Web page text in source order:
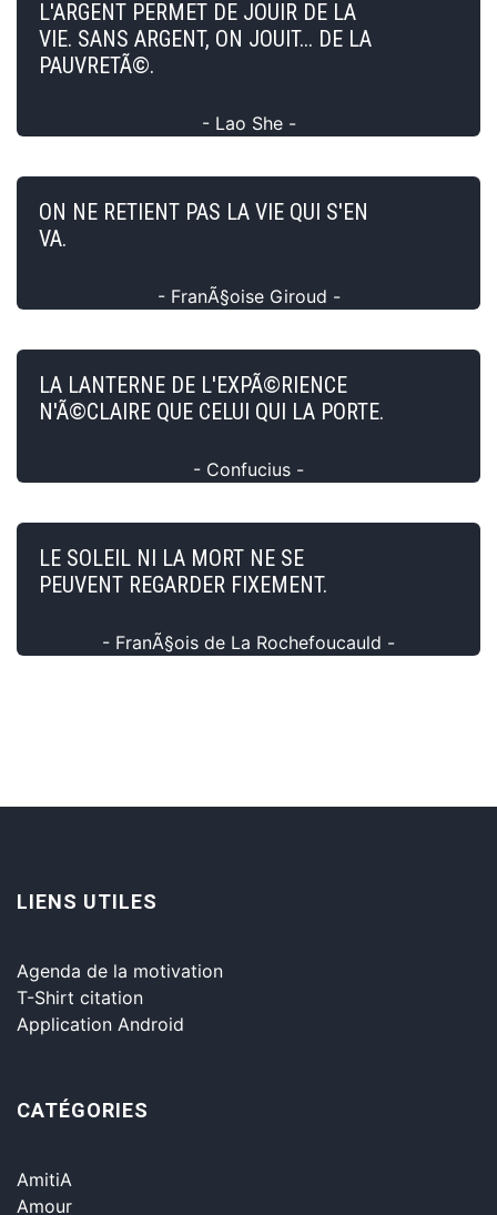
L'ARGENT PERMET DE JOUIR DE LA
VIE. SANS ARGENT, ON JOUIT... DE LA
PAUVRETÃ©.
- Lao She -
ON NE RETIENT PAS LA VIE QUI S'EN
VA.
- FranÃ§oise Giroud -
LA LANTERNE DE L'EXPÃ©RIENCE
N'Ã©CLAIRE QUE CELUI QUI LA PORTE.
- Confucius -
LE SOLEIL NI LA MORT NE SE
PEUVENT REGARDER FIXEMENT.
- FranÃ§ois de La Rochefoucauld -
LIENS UTILES
Agenda de la motivation
T-Shirt citation
Application Android
CATÉGORIES
AmitiA
Amour